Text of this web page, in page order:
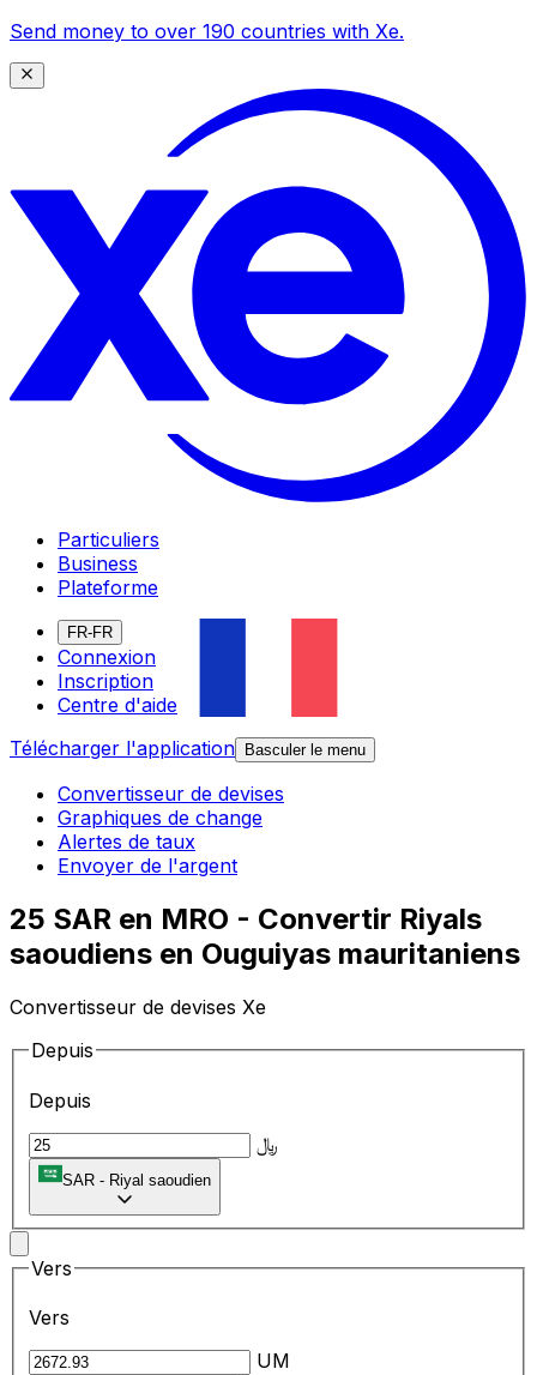
Send money to over 190 countries with Xe.
Particuliers
Business
Plateforme
FR-FR
Connexion
Inscription
Centre d'aide
Télécharger l'application
Basculer le menu
Convertisseur de devises
Graphiques de change
Alertes de taux
Envoyer de l'argent
25 SAR en MRO - Convertir Riyals
saoudiens en Ouguiyas mauritaniens
Convertisseur de devises Xe
Depuis
Depuis
﷼
SAR - Riyal saoudien
Vers
Vers
UM